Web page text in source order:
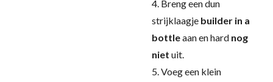
4. Breng een dun
strijklaagje builder in a
bottleaan en hard nog
niet uit.
5. Voeg een klein